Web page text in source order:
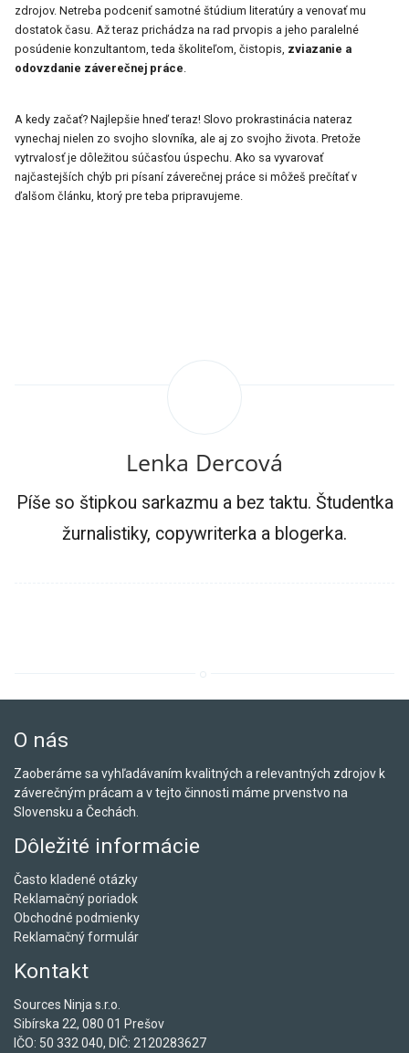
zdrojov. Netreba podceniť samotné štúdium literatúry a venovať mu
dostatok času. Až teraz prichádza na rad prvopis a jeho paralelné
posúdenie konzultantom, teda školiteľom, čistopis, zviazanie a
odovzdanie záverečnej práce.
A kedy začať? Najlepšie hneď teraz! Slovo prokrastinácia nateraz
vynechaj nielen zo svojho slovníka, ale aj zo svojho života. Pretože
vytrvalosť je dôležitou súčasťou úspechu. Ako sa vyvarovať
najčastejších chýb pri písaní záverečnej práce si môžeš prečítať v
ďalšom článku, ktorý pre teba pripravujeme.
Lenka Dercová
Píše so štipkou sarkazmu a bez taktu. Študentka
žurnalistiky, copywriterka a blogerka.
O nás
Zaoberáme sa vyhľadávaním kvalitných a relevantných zdrojov k
záverečným prácam a v tejto činnosti máme prvenstvo na
Slovensku a Čechách.
Dôležité informácie
Často kladené otázky
Reklamačný poriadok
Obchodné podmienky
Reklamačný formulár
Kontakt
Sources Ninja s.r.o.
Sibírska 22, 080 01 Prešov
IČO: 50 332 040, DIČ: 2120283627